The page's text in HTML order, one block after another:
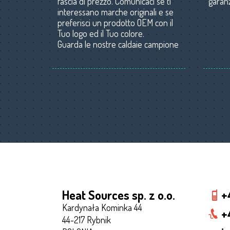
interessano marche originali e se
preferisci un prodotto OEM con il
Tuo logo ed il Tuo colore.
Guarda le nostre caldaie campione
Heat Sources sp. z o.o.
Kardynała Kominka 44
44-217 Rybnik